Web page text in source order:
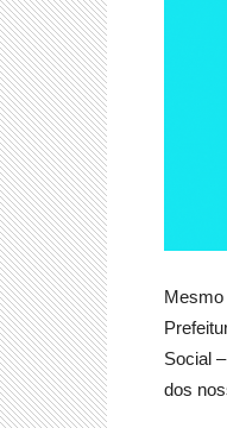
Mesmo
Social
dos